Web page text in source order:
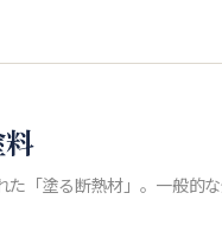
「塗る断熱材」。一般的